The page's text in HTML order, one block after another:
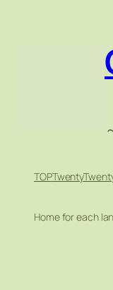
TOP
Home for each